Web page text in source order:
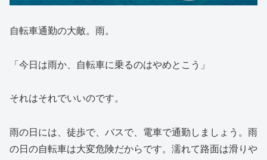
自転車通勤の大敵。雨。
「今日は雨か、自転車に乗るのはやめとこう」
それはそれでいいのです。
雨の日には、徒歩で、バスで、電車で通勤しましょう。雨
の日の自転車は大変危険だからです。濡れて路面は滑りや